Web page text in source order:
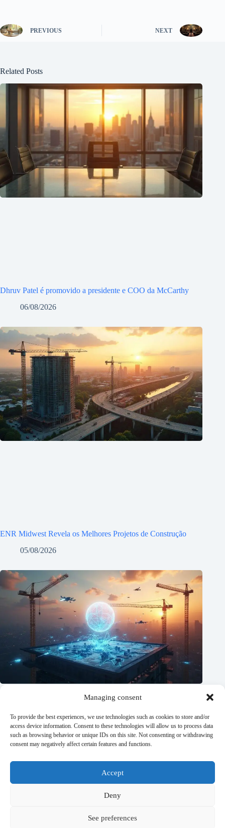
Managing consent
To provide the best experiences, we use technologies such as cookies to store and/or
access device information. Consent to these technologies will allow us to process data
such as browsing behavior or unique IDs on this site. Not consenting or withdrawing
consent may negatively affect certain features and functions.
Accept
Deny
See preferences
PREVIOUS NEXT
Related Posts
Dhruv Patel é promovido a presidente e COO da McCarthy
06/08/2026
ENR Midwest Revela os Melhores Projetos de Construção
05/08/2026
IA Acelera o Escopo de Pré Construção na Preparação de
Licitações